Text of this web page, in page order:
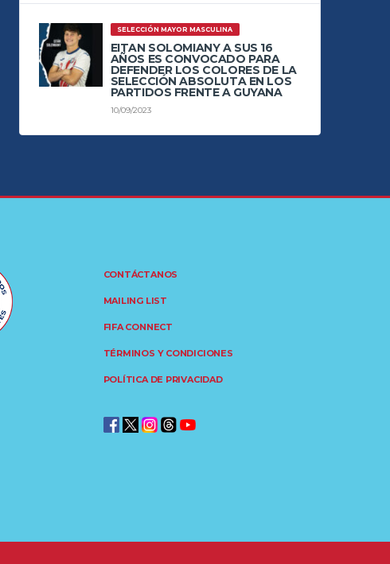
SELECCIÓN MAYOR MASCULINA
EITAN SOLOMIANY A SUS 16
AÑOS ES CONVOCADO PARA
DEFENDER LOS COLORES DE LA
SELECCIÓN ABSOLUTA EN LOS
PARTIDOS FRENTE A GUYANA
10/09/2023
CONTÁCTANOS
MAILING LIST
FIFA CONNECT
TÉRMINOS Y CONDICIONES
POLÍTICA DE PRIVACIDAD